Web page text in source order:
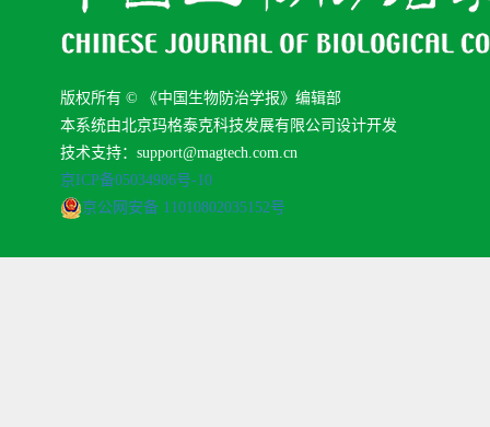
版权所有 © 《中国生物防治学报》编辑部
本系统由北京玛格泰克科技发展有限公司设计开发
技术支持：support@magtech.com.cn
京ICP备05034986号-10
京公网安备 11010802035152号